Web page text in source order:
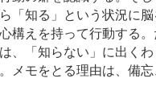
「知る」という状況に
構えを持って行動する。
、「知らない」に出く
メモをとる理由は、備